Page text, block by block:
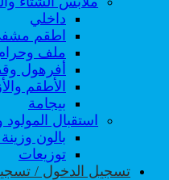
داخلي
اطقم
ملف
أفرهول
الأطقم
بيجامة
استقبال
بالون
توزيعات
تسجيل الدخول /